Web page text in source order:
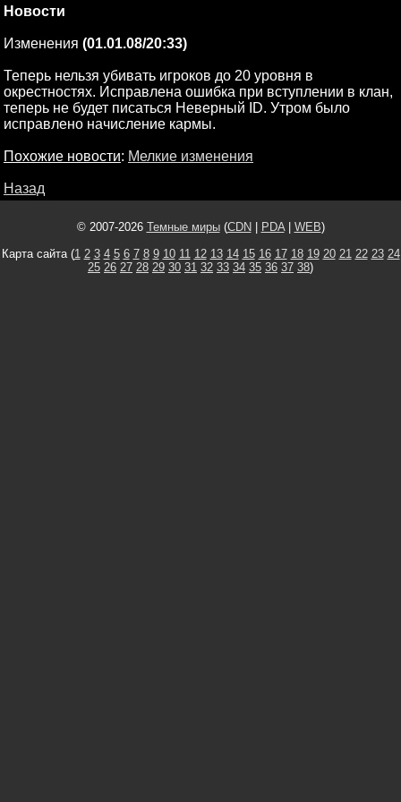
Новости
Изменения (01.01.08/20:33)
Теперь нельзя убивать игроков до 20 уровня в
окрестностях. Исправлена ошибка при вступлении в клан,
теперь не будет писаться Неверный ID. Утром было
исправлено начисление кармы.
Похожие новости: Мелкие изменения
Назад
© 2007-2026 Темные миры(CDN PDA| WEB)
Карта сайта (1 2 3 4 5 6 7 8 9 10 11 12 13 14 15 16 17 18 19 20 21 22 23 24
25 26 27 28 29 30 31 32 33 34 35 36 37 38)